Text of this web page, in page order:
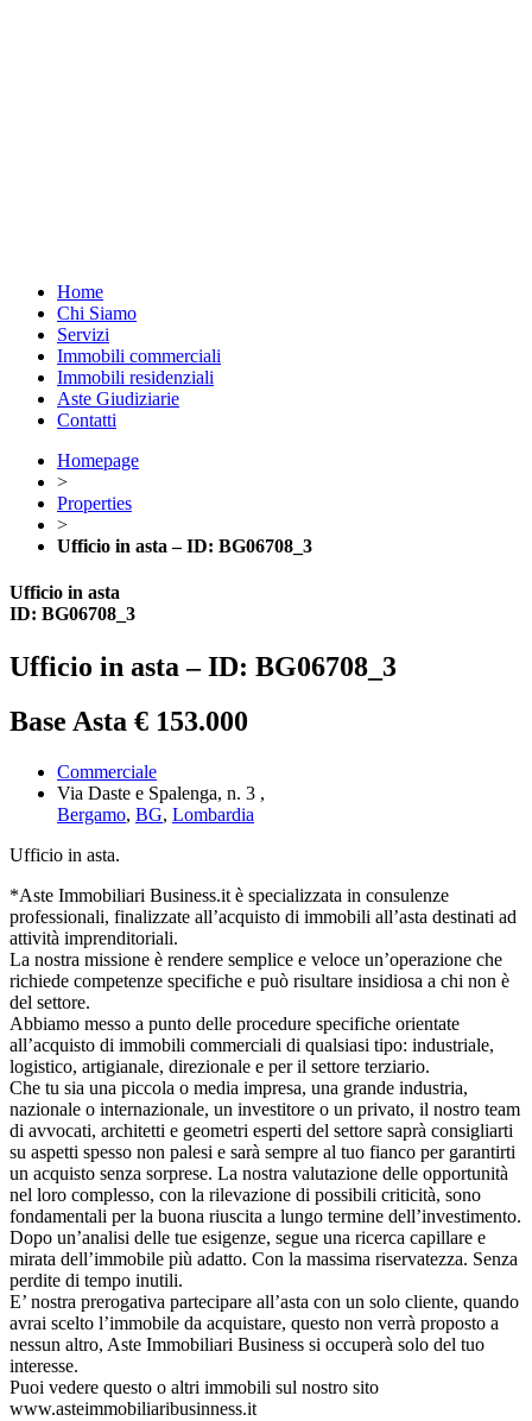
Home
Chi Siamo
Servizi
Immobili commerciali
Immobili residenziali
Aste Giudiziarie
Contatti
Homepage
>
Properties
>
Ufficio in asta – ID: BG06708_3
Ufficio in asta
ID: BG06708_3
Ufficio in asta – ID: BG06708_3
Base Asta € 153.000
Commerciale
Via Daste e Spalenga, n. 3 ,
Bergamo, BG, Lombardia
Ufficio in asta.
*Aste Immobiliari Business.it è specializzata in consulenze
professionali, finalizzate all’acquisto di immobili all’asta destinati ad
attività imprenditoriali.
La nostra missione è rendere semplice e veloce un’operazione che
richiede competenze specifiche e può risultare insidiosa a chi non è
del settore.
Abbiamo messo a punto delle procedure specifiche orientate
all’acquisto di immobili commerciali di qualsiasi tipo: industriale,
logistico, artigianale, direzionale e per il settore terziario.
Che tu sia una piccola o media impresa, una grande industria,
nazionale o internazionale, un investitore o un privato, il nostro team
di avvocati, architetti e geometri esperti del settore saprà consigliarti
su aspetti spesso non palesi e sarà sempre al tuo fianco per garantirti
un acquisto senza sorprese. La nostra valutazione delle opportunità
nel loro complesso, con la rilevazione di possibili criticità, sono
fondamentali per la buona riuscita a lungo termine dell’investimento.
Dopo un’analisi delle tue esigenze, segue una ricerca capillare e
mirata dell’immobile più adatto. Con la massima riservatezza. Senza
perdite di tempo inutili.
E’ nostra prerogativa partecipare all’asta con un solo cliente, quando
avrai scelto l’immobile da acquistare, questo non verrà proposto a
nessun altro, Aste Immobiliari Business si occuperà solo del tuo
interesse.
Puoi vedere questo o altri immobili sul nostro sito
www.asteimmobiliaribusinness.it